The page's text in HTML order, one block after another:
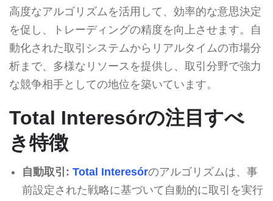
高度なアルゴリズムを活用して、効率的な意思決定
を促し、トレーディングの精度を向上させます。自
動化された取引システムからリアルタイムの市場分
析まで、多様なリソースを提供し、取引分野で強力
な競争相手としての地位を築いています。
Total Interesórの注目すべ
き特徴
自動取引: Total Interesórのアルゴリズムは、事
前設定された戦略に基づいて自動的に取引を実行